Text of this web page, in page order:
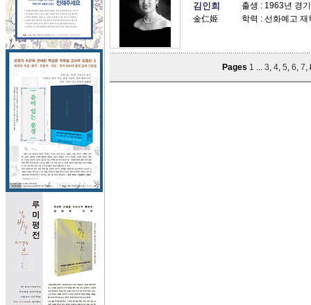
김인희
金仁姬
출생 : 1963년 경
학력 : 선화예고
Pages 1 ... 3, 4, 5, 6, 7,